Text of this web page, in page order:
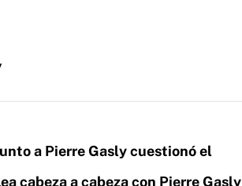
a Pierre Gasly cuestionó el
cabeza a cabeza con Pierre Gasly